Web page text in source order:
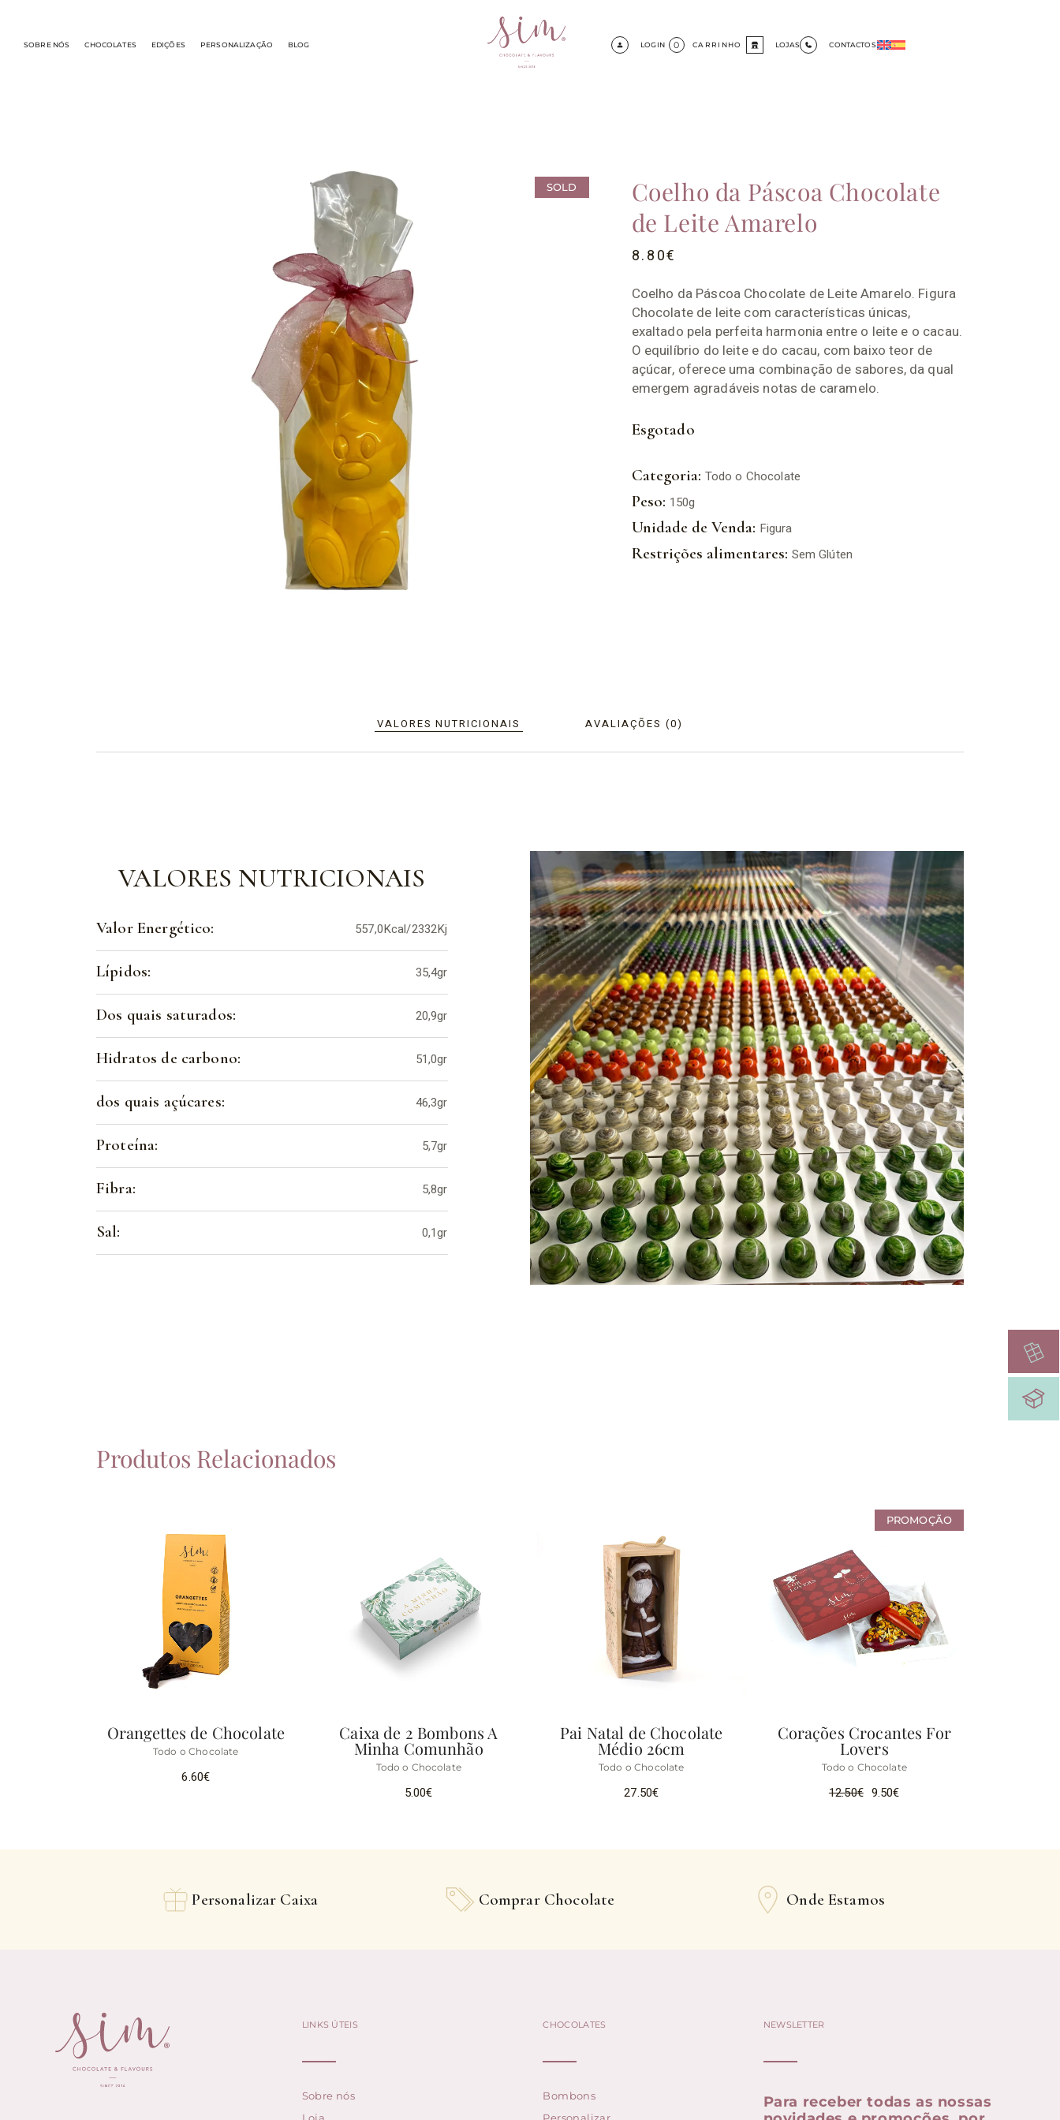
SOBRE NÓS CHOCOLATES EDIÇÕES PERSONALIZAÇÃO BLOG LOGIN CARRINHO
0 LOJAS CONTACTOS
SOLD
Coelho da Páscoa Chocolate
de Leite Amarelo
8.80€
Coelho da Páscoa Chocolate de Leite Amarelo. Figura
Chocolate de leite com características únicas,
exaltado pela perfeita harmonia entre o leite e o cacau.
O equilíbrio do leite e do cacau, com baixo teor de
açúcar, oferece uma combinação de sabores, da qual
emergem agradáveis notas de caramelo.
Esgotado
Categoria: Todo o Chocolate
Peso: 150g
Unidade de Venda: Figura
Restrições alimentares: Sem Glúten
VALORES NUTRICIONAIS AVALIAÇÕES (0)
VALORES NUTRICIONAIS
Valor Energético: 557,0Kcal/2332Kj
Lípidos: 35,4gr
Dos quais saturados: 20,9gr
Hidratos de carbono: 51,0gr
dos quais açúcares: 46,3gr
Proteína: 5,7gr
Fibra: 5,8gr
Sal: 0,1gr
Produtos Relacionados
Orangettes de Chocolate
Todo o Chocolate
6.60€
Caixa de 2 Bombons A
Minha Comunhão
Todo o Chocolate
5.00€
Pai Natal de Chocolate
Médio 26cm
Todo o Chocolate
27.50€
PROMOÇÃO
Corações Crocantes For
Lovers
Todo o Chocolate
12.50€ 9.50€
Personalizar Caixa Comprar Chocolate Onde Estamos
LINKS ÚTEIS
Sobre nós
Loja
CHOCOLATES
Bombons
Personalizar
NEWSLETTER
Para receber todas as nossas